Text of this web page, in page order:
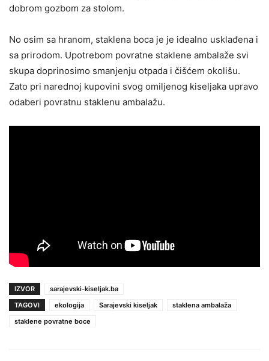
dobrom gozbom za stolom.
No osim sa hranom, staklena boca je je idealno usklađena i
sa prirodom. Upotrebom povratne staklene ambalaže svi
skupa doprinosimo smanjenju otpada i čišćem okolišu.
Zato pri narednoj kupovini svog omiljenog kiseljaka upravo
odaberi povratnu staklenu ambalažu.
IZVOR
sarajevski-kiseljak.ba
TAGOVI
ekologija Sarajevski kiseljak
staklena ambalaža
staklene povratne boce